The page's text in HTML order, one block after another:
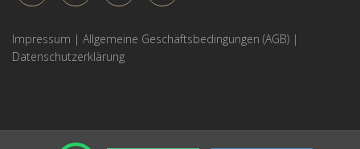
Impressum | Allgemeine Geschäftsbedingungen (AGB) |
Datenschutzerklärung